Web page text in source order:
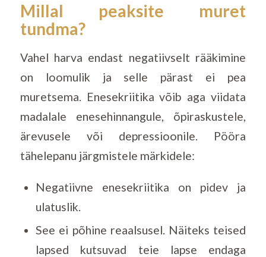
Millal peaksite muret
tundma?
Vahel harva endast negatiivselt rääkimine
on loomulik ja selle pärast ei pea
muretsema. Enesekriitika võib aga viidata
madalale enesehinnangule, õpiraskustele,
ärevusele või depressioonile. Pööra
tähelepanu järgmistele märkidele:
Negatiivne enesekriitika on pidev ja
ulatuslik.
See ei põhine reaalsusel. Näiteks teised
lapsed kutsuvad teie lapse endaga